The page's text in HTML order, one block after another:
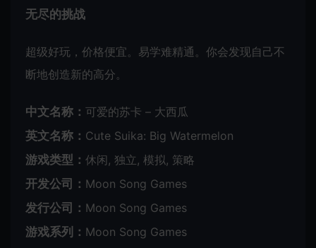
无尽的挑战
超级好玩，价格便宜。易学难精通。你会发现自己不
断地创造新的高分。
中文名称： 可爱的苏卡 – 大西瓜
英文名称： Cute Suika: Big Watermelon
游戏类型： 休闲, 独立, 模拟, 策略
开发公司： Moon Song Games
发行公司： Moon Song Games
游戏系列： Moon Song Games